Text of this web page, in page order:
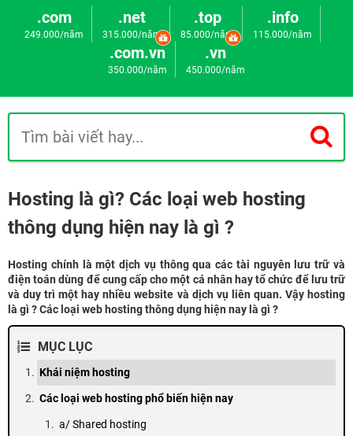
.com
249.000/năm
.net
315.000/năm
.top
85.000/năm
.info
115.000/năm
.com.vn
350.000/năm
.vn
450.000/năm
Hosting là gì? Các loại web hosting
thông dụng hiện nay là gì ?
Hosting chính là một dịch vụ thông qua các tài nguyên lưu trữ và
điện toán dùng để cung cấp cho một cá nhân hay tổ chức để lưu trữ
và duy trì một hay nhiều website và dịch vụ liên quan. Vậy hosting
là gì ? Các loại web hosting thông dụng hiện nay là gì ?
MỤC LỤC
Khái niệm hosting
Các loại web hosting phổ biến hiện nay
a/ Shared hosting